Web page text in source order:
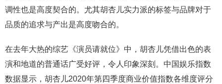
调性也是高度契合的。尤其胡杏儿实力派的标签与品牌对于
品质的追求与产出是高度吻合的。
在去年大热的综艺《演员请就位》中，胡杏儿凭借出色的表
演和地道的普通话广受好评，令人印象深刻。中国娱乐指数
数据显示，胡杏儿2020年第四季度商业价值指数各维度评分